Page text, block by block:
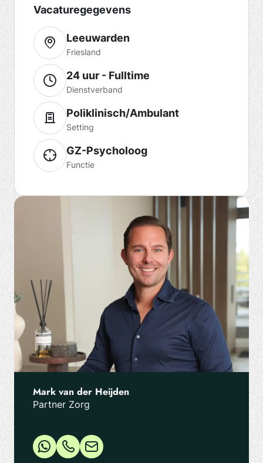
Vacaturegegevens
Leeuwarden
Friesland
24 uur - Fulltime
Dienstverband
Poliklinisch/Ambulant
Setting
GZ-Psycholoog
Functie
Mark van der Heijden
Partner Zorg